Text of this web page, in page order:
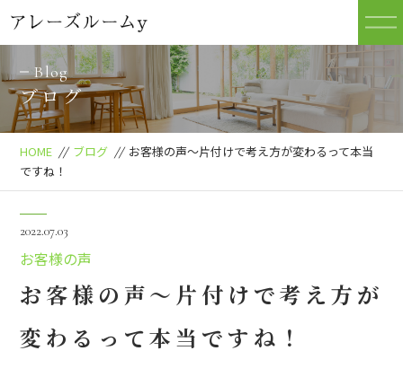
Blog
ブログ
HOME // ブログ // お客様の声～片付けで考え方が変わるって本当
ですね！
2022.07.03
お客様の声
お客様の声～片付けで考え方が
変わるって本当ですね！